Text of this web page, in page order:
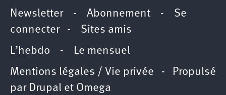
Newsletter- Abonnement - Se
connecter- Sites amis
L’hebdo - Le mensuel
Mentions légales / Vie privée - Propulsé
par Drupal et Omega